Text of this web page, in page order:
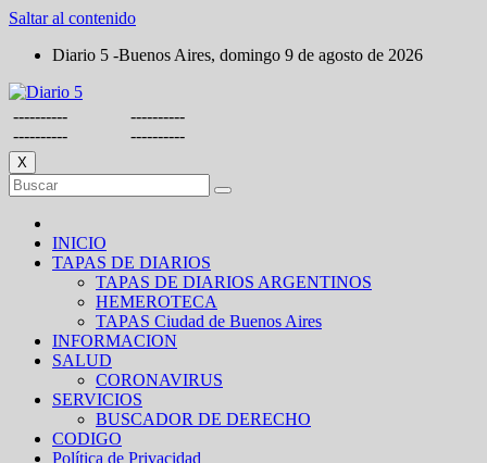
Saltar al contenido
Diario 5 -Buenos Aires, domingo 9 de agosto de 2026
----------
----------
----------
----------
X
INICIO
TAPAS DE DIARIOS
TAPAS DE DIARIOS ARGENTINOS
HEMEROTECA
TAPAS Ciudad de Buenos Aires
INFORMACION
SALUD
CORONAVIRUS
SERVICIOS
BUSCADOR DE DERECHO
CODIGO
Política de Privacidad